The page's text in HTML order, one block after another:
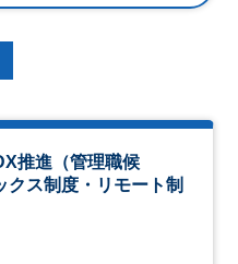
推進（管理職候
クス制度・リモート制